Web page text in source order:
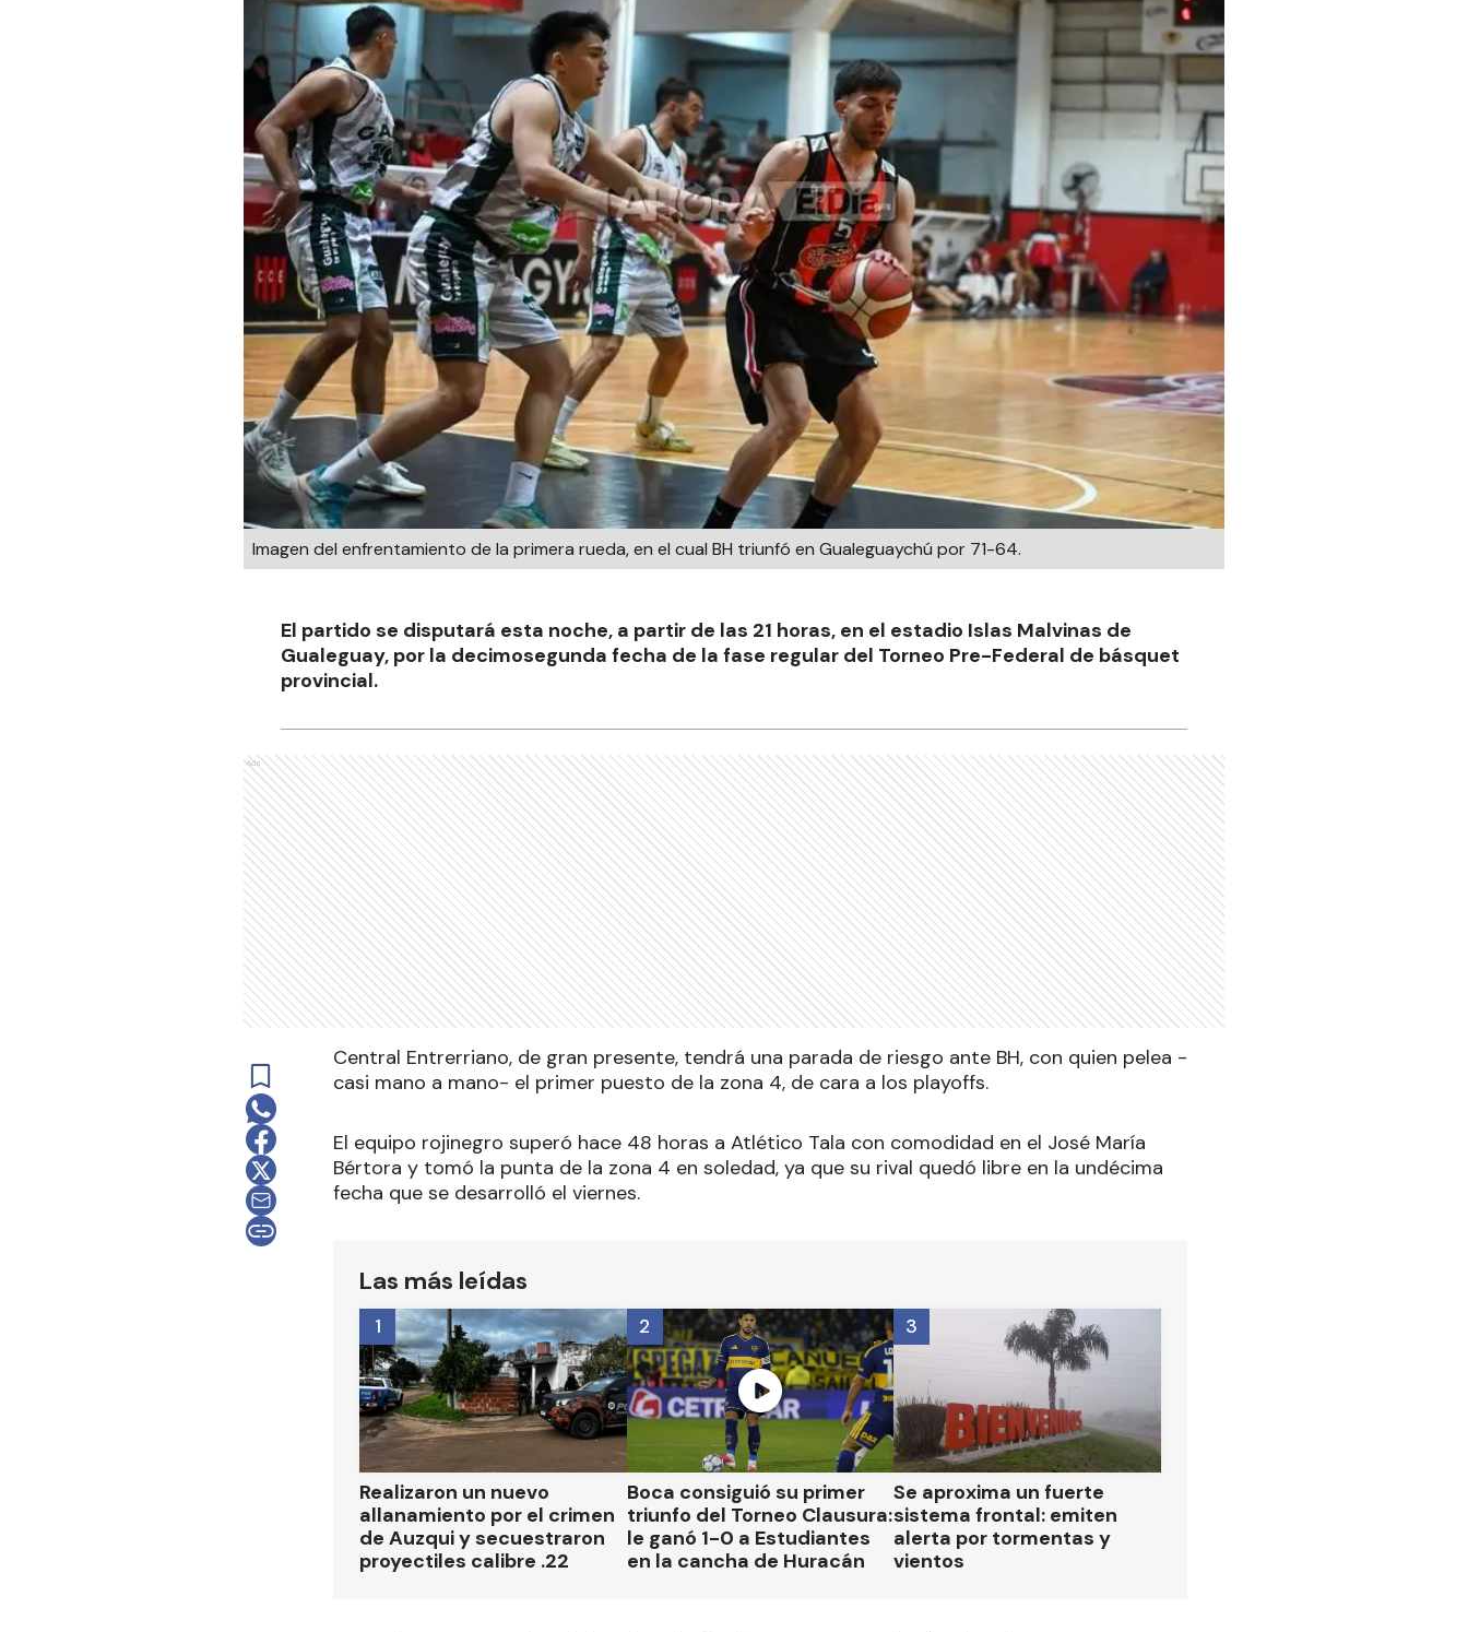
Imagen del enfrentamiento de la primera rueda, en el cual BH triunfó en Gualeguaychú por 71-64.
El partido se disputará esta noche, a partir de las 21 horas, en el estadio Islas Malvinas de
Gualeguay, por la decimosegunda fecha de la fase regular del Torneo Pre-Federal de básquet
provincial.
Ads
Central Entrerriano, de gran presente, tendrá una parada de riesgo ante BH, con quien pelea -
casi mano a mano- el primer puesto de la zona 4, de cara a los playoffs.
El equipo rojinegro superó hace 48 horas a Atlético Tala con comodidad en el José María
Bértora y tomó la punta de la zona 4 en soledad, ya que su rival quedó libre en la undécima
fecha que se desarrolló el viernes.
Las más leídas
Realizaron un nuevo
allanamiento por el crimen
de Auzqui y secuestraron
proyectiles calibre .22
1
Boca consiguió su primer
triunfo del Torneo Clausura:
le ganó 1-0 a Estudiantes
en la cancha de Huracán
2
Se aproxima un fuerte
sistema frontal: emiten
alerta por tormentas y
vientos
3